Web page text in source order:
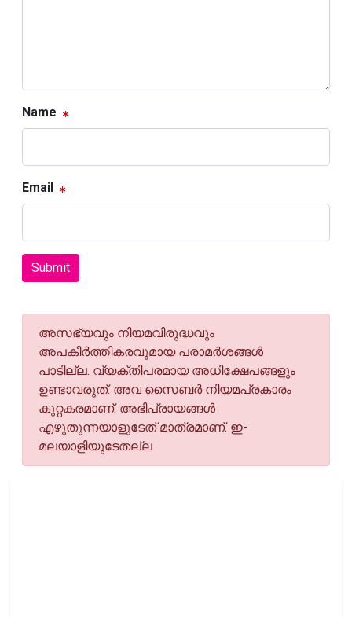
Name
Email
Submit
അസഭ്യവും നിയമവിരുദ്ധവും
അപകീര്‍ത്തികരവുമായ പരാമര്‍ശങ്ങള്‍
പാടില്ല. വ്യക്തിപരമായ അധിക്ഷേപങ്ങളും
ഉണ്ടാവരുത്. അവ സൈബര്‍ നിയമപ്രകാരം
കുറ്റകരമാണ്. അഭിപ്രായങ്ങള്‍
എഴുതുന്നയാളുടേത് മാത്രമാണ്. ഇ-
മലയാളിയുടേതല്ല